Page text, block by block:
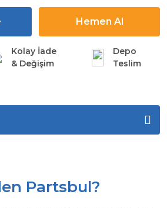
Hemen Al
Kolay İade
& Değişim
Depo
Teslim
Partsbul?